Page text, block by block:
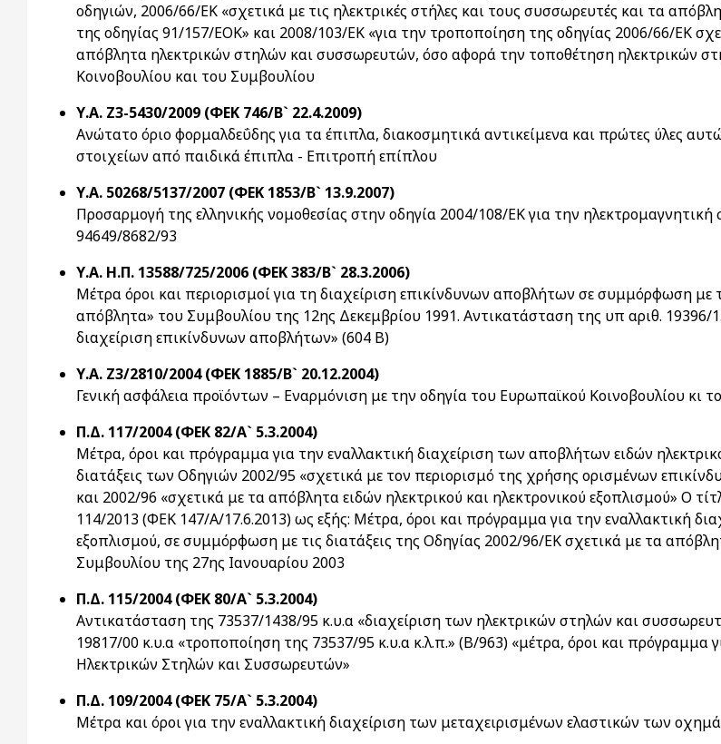
οδηγιών, 2006/66/ΕΚ «σχετικά με τις ηλεκτρικές στήλες και τους συσσωρευτές και τα
της οδηγίας 91/157/ΕΟΚ» και 2008/103/ΕΚ «για την τροποποίηση της οδηγίας 2006/66/ΕΚ
απόβλητα ηλεκτρικών στηλών και συσσωρευτών, όσο αφορά την τοποθέτηση ηλεκτρικών
Κοινοβουλίου και του Συμβουλίου
Υ.Α. Ζ3-5430/2009 (ΦΕΚ 746/Β` 22.4.2009)
Ανώτατο όριο φορμαλδεΰδης για τα έπιπλα, διακοσμητικά αντικείμενα και πρώτες ύλες
στοιχείων από παιδικά έπιπλα - Επιτροπή επίπλου
Υ.Α. 50268/5137/2007 (ΦΕΚ 1853/Β` 13.9.2007)
Προσαρμογή της ελληνικής νομοθεσίας στην οδηγία 2004/108/ΕΚ για την
94649/8682/93
Υ.Α. Η.Π. 13588/725/2006 (ΦΕΚ 383/Β` 28.3.2006)
Μέτρα όροι και περιορισμοί για τη διαχείριση επικίνδυνων αποβλήτων σε συμμόρφωση με
απόβλητα» του Συμβουλίου της 12ης Δεκεμβρίου 1991. Αντικατάσταση της υπ αριθ.
διαχείριση επικίνδυνων αποβλήτων» (604 Β)
Υ.Α. Ζ3/2810/2004 (ΦΕΚ 1885/Β` 20.12.2004)
Γενική ασφάλεια προϊόντων – Εναρμόνιση με την οδηγία του Ευρωπαϊκού Κοινοβουλίου κι
Π.Δ. 117/2004 (ΦΕΚ 82/Α` 5.3.2004)
Μέτρα, όροι και πρόγραμμα για την εναλλακτική διαχείριση των αποβλήτων ειδών
διατάξεις των Οδηγιών 2002/95 «σχετικά με τον περιορισμό της χρήσης ορισμένων
και 2002/96 «σχετικά με τα απόβλητα ειδών ηλεκτρικού και ηλεκτρονικού εξοπλισμού» Ο
114/2013 (ΦΕΚ 147/Α/17.6.2013) ως εξής: Μέτρα, όροι και πρόγραμμα για την εναλλακτική
εξοπλισμού, σε συμμόρφωση με τις διατάξεις της Οδηγίας 2002/96/ΕΚ σχετικά με τα
Συμβουλίου της 27ης Ιανουαρίου 2003
Π.Δ. 115/2004 (ΦΕΚ 80/Α` 5.3.2004)
Αντικατάσταση της 73537/1438/95 κ.υ.α «διαχείριση των ηλεκτρικών στηλών και
19817/00 κ.υ.α «τροποποίηση της 73537/95 κ.υ.α κ.λ.π.» (Β/963) «μέτρα, όροι και πρόγραμμα
Ηλεκτρικών Στηλών και Συσσωρευτών»
Π.Δ. 109/2004 (ΦΕΚ 75/Α` 5.3.2004)
Μέτρα και όροι για την εναλλακτική διαχείριση των μεταχειρισμένων ελαστικών των